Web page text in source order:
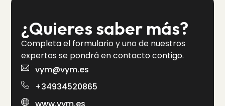
¿Quieres saber más?
Completa el formulario y uno de nuestros
expertos se pondrá en contacto contigo.
vym@vym.es
+34934520865